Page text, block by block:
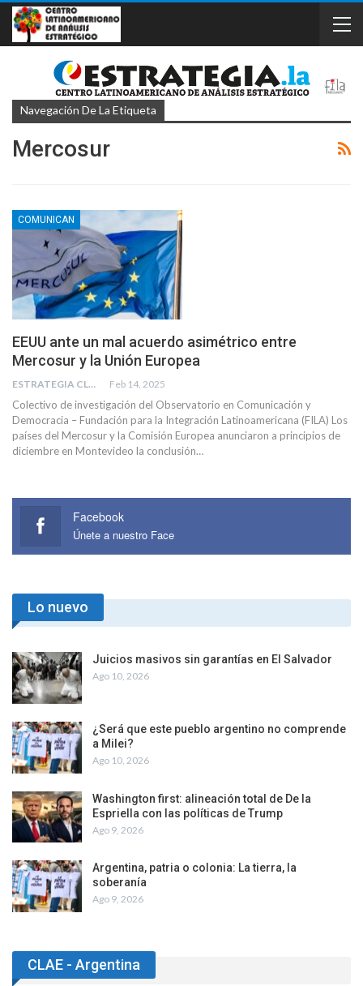
Navegación De La Etiqueta
Mercosur
COMUNICAN
EEUU ante un mal acuerdo asimétrico entre
Mercosur y la Unión Europea
ESTRATEGIA CLAE Feb 14, 2025
Colectivo de investigación del Observatorio en Comunicación y
Democracia – Fundación para la Integración Latinoamericana (FILA) Los
países del Mercosur y la Comisión Europea anunciaron a principios de
diciembre en Montevideo la conclusión…
Facebook
Únete a nuestro Face
Lo nuevo
Juicios masivos sin garantías en El Salvador
Ago 10, 2026
¿Será que este pueblo argentino no comprende
a Milei?
Ago 10, 2026
Washington first: alineación total de De la
Espriella con las políticas de Trump
Ago 9, 2026
Argentina, patria o colonia: La tierra, la
soberanía
Ago 9, 2026
CLAE - Argentina